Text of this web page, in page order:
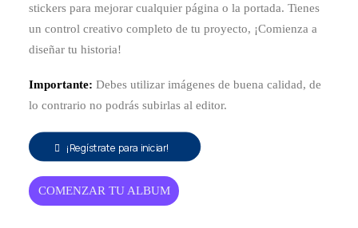
stickers para mejorar cualquier página o la portada. Tienes
un control creativo completo de tu proyecto, ¡Comienza a
diseñar tu historia!
Importante: Debes utilizar imágenes de buena calidad, de
lo contrario no podrás subirlas al editor.
¡Regístrate para iniciar!
COMENZAR TU ALBUM